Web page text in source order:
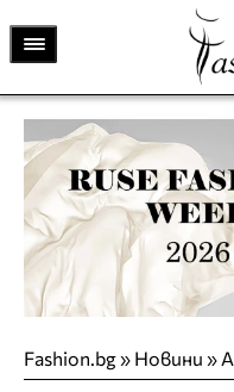
Fashion.bg» Новини »